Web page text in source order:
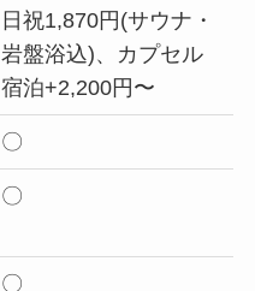
日祝1,870円(サウナ・
岩盤浴込)、カプセル
宿泊+2,200円〜
〇
〇
〇